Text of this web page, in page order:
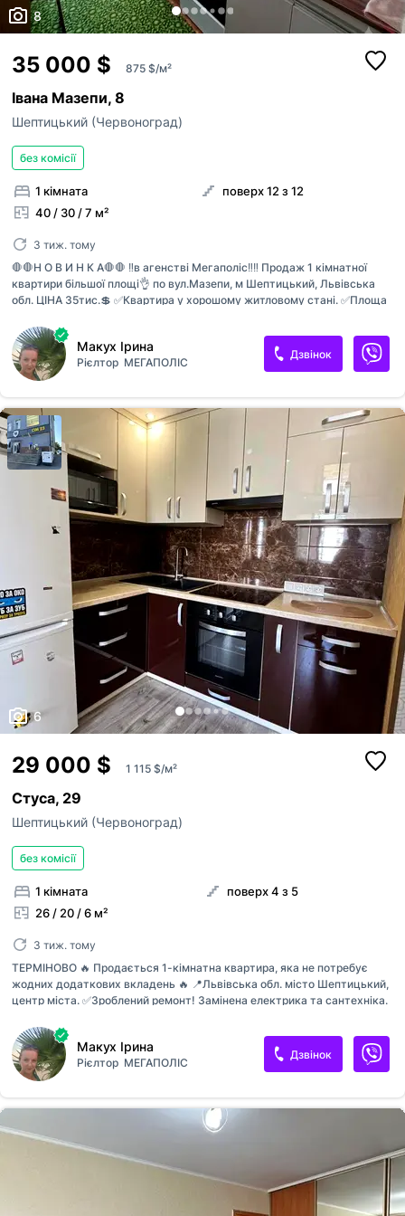
8
35 000 $ 875 $/м²
Івана Мазепи, 8
Шептицький (Червоноград)
без комісії
1 кімната
40 / 30 / 7 м²
поверх 12 з 12
3 тиж. тому
🛑🛑Н О В И Н К А🛑🛑 ‼️в агенстві Мегаполіс‼️‼️ Продаж 1 кімнатної
квартири більшої площі👌 по вул.Мазепи, м Шептицький, Львівська
обл. ЦІНА 35тис.💲 ✅️Квартира у хорошому житловому стані. ✅️Площа
санвузол. ✅️Світла, сонячна квартира. ✅️ЦЕНТРАЛЬНЕ ОПАЛЕННЯ🔥
✅️Є кладові. ✅️Гарний двір.Поруч школа, садочок, ряд магазинів.
✅️Квартира чиста і охайна, можна одразу здавати в оренду, або
проживати❗️ 📲Тел. [телефон приховано]Ірина АН Мегаполіс
Макух Ірина
Рієлтор МЕГАПОЛІС
Дзвінок
6
29 000 $ 1 115 $/м²
Стуса, 29
Шептицький (Червоноград)
без комісії
1 кімната
26 / 20 / 6 м²
поверх 4 з 5
3 тиж. тому
ТЕРМІНОВО 🔥 Продається 1-кімнатна квартира, яка не потребує
жодних додаткових вкладень 🔥 📍Львівська обл. місто Шептицький,
центр міста. ✅️Зроблений ремонт! Замінена електрика та сантехніка.
укомплектована меблями та побутовою технікою. ✅️Натяжні стелі,
вмонтована гарна кухня. ✅️Є кондиціонер! 🔥 Ціна 29000$ Ця
квартира — чудовий об'єкт як для власного проживання, так і для
здачі в оренду з першого дня після покупки. Телефонуйте: 📲[телефон
приховано]Ірина АН Мегаполіс
Макух Ірина
Рієлтор МЕГАПОЛІС
Дзвінок